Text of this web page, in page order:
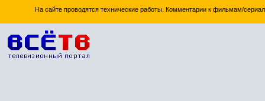
На сайте проводятся технические работы. Комментарии к фильмам/